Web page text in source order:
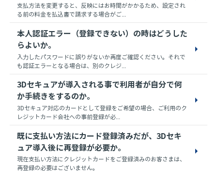
支払方法を変更すると、反映にはお時間がかかるため、設定され
る前の料金を払込書で請求する場合がご...
本人認証エラー（登録できない）の時はどうした
らよいか。
入力したパスワードに誤りがないか再度ご確認ください。それで
も認証エラーとなる場合は、別のクレジ...
3Dセキュアが導入される事で利用者が自分で何
か手続きをするのか。
3Dセキュア対応のカードとして登録をご希望の場合、ご利用のク
レジットカード会社への事前登録が必...
既に支払い方法にカード登録済みだが、3Dセキ
ュア導入後に再登録が必要か。
現在支払い方法にクレジットカードをご登録済みのお客さまは、
再登録の必要はございません。